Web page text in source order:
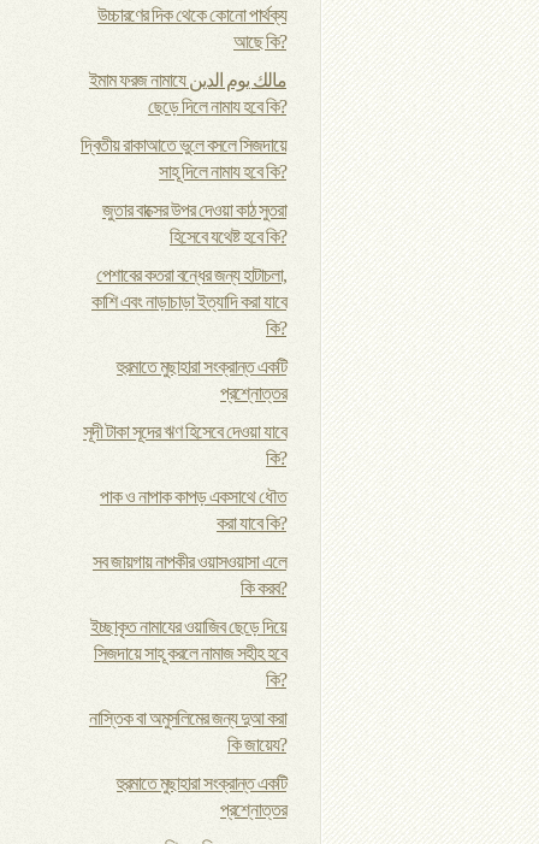
উচ্চারণের দিক থেকে কোনো পার্থক্য
আছে কি?
ইমাম ফরজ নামাযে مالك يوم الدين
ছেড়ে দিলে নামায হবে কি?
দ্বিতীয় রাকাআতে ভুলে বসলে সিজদায়ে
সাহূ দিলে নামায হবে কি?
জুতার বাক্সের উপর দেওয়া কাঠ সুতরা
হিসেবে যথেষ্ট হবে কি?
পেশাবের কতরা বন্ধের জন্য হাটাচলা,
কাশি এবং নাড়াচাড়া ইত্যাদি করা যাবে
কি?
হুরমাতে মুছাহারা সংক্রান্ত একটি
প্রশ্নোত্তর
সূদী টাকা সূদের ঋণ হিসেবে দেওয়া যাবে
কি?
পাক ও নাপাক কাপড় একসাথে ধৌত
করা যাবে কি?
সব জায়গায় নাপকীর ওয়াসওয়াসা এলে
কি করব?
ইচ্ছাকৃত নামাযের ওয়াজিব ছেড়ে দিয়ে
সিজদায়ে সাহূ করলে নামাজ সহীহ হবে
কি?
নাস্তিক বা অমুসলিমের জন্য দুআ করা
কি জায়েয?
হুরমাতে মুছাহারা সংক্রান্ত একটি
প্রশ্নোত্তর